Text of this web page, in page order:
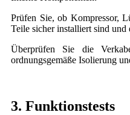
Prüfen Sie, ob Kompressor,
Teile sicher installiert sind und
Überprüfen Sie die
ordnungsgemäße Isolierung
3. Funktionstests